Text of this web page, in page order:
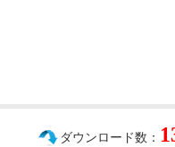
ダウンロード数：